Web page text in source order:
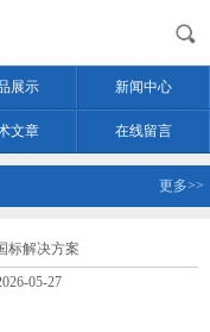
展示 新闻中心
文章 在线留言
更多>>
标解决方案
05-27